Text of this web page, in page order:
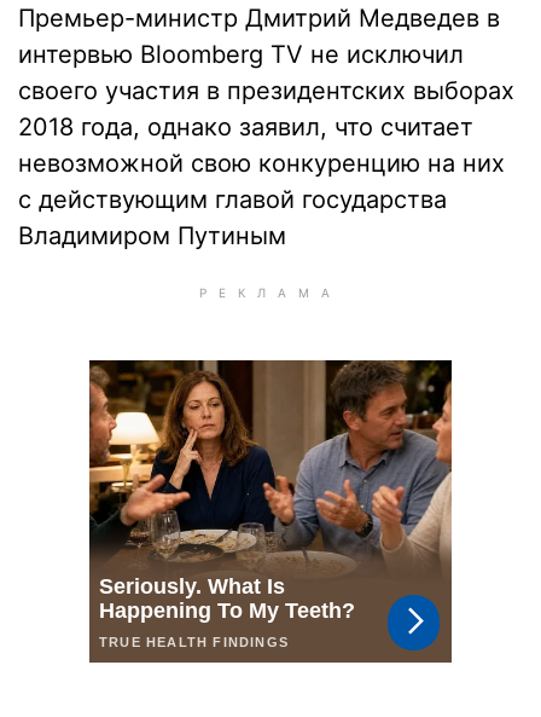
Премьер-министр Дмитрий Медведев в
интервью Bloomberg TV не исключил
своего участия в президентских выборах
2018 года, однако заявил, что считает
невозможной свою конкуренцию на них
с действующим главой государства
Владимиром Путиным